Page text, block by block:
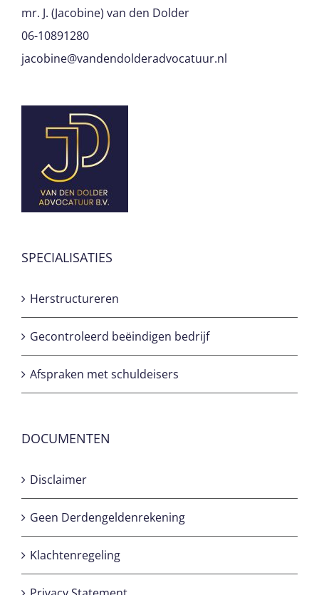
mr. J. (Jacobine) van den Dolder
06-10891280
jacobine@vandendolderadvocatuur.nl
SPECIALISATIES
Herstructureren
Gecontroleerd beëindigen bedrijf
Afspraken met schuldeisers
DOCUMENTEN
Disclaimer
Geen Derdengeldenrekening
Klachtenregeling